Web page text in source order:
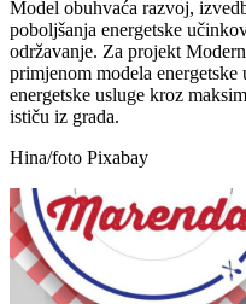
Model obuhvaća razvoj,
poboljšanja energetske
održavanje. Za projekt
primjenom modela energetske
energetske usluge kroz
ističu​ iz grada.
Hina/foto Pixabay